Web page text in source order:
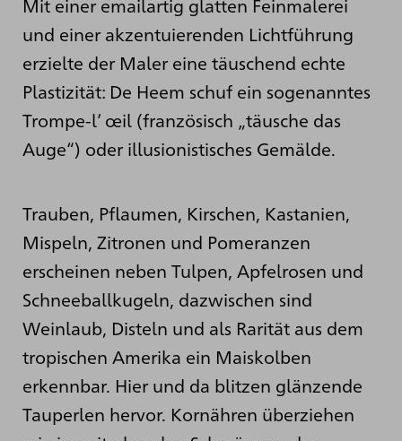
Mit einer emailartig glatten Feinmalerei
und einer akzentuierenden Lichtführung
erzielte der Maler eine täuschend echte
Plastizität: De Heem schuf ein sogenanntes
Trompe-l’ œil (französisch „täusche das
Auge“) oder illusionistisches Gemälde.
Trauben, Pflaumen, Kirschen, Kastanien,
Mispeln, Zitronen und Pomeranzen
erscheinen neben Tulpen, Apfelrosen und
Schneeballkugeln, dazwischen sind
Weinlaub, Disteln und als Rarität aus dem
tropischen Amerika ein Maiskolben
erkennbar. Hier und da blitzen glänzende
Tauperlen hervor. Kornähren überziehen